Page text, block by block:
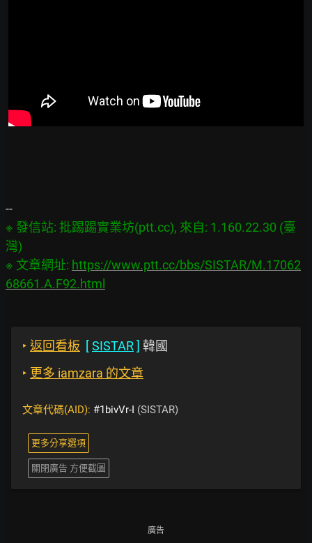
※ 發信站: 批踢踢實業坊(ptt.cc), 來自: 1.160.22.30 (臺
灣)
※ 文章網址: https://www.ptt.cc/bbs/SISTAR/M.17062
68661.A.F92.html
‣ 返回看板 [SISTAR] 韓國
‣ 更多 iamzara 的文章
文章代碼(AID): #1bivVr-I (SISTAR)
更多分享選項
關閉廣告 方便截圖
廣告